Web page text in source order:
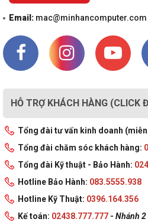
Email: mac@minhancomputer.com
HỖ TRỢ KHÁCH HÀNG (CLICK
Tổng đài tư vấn kinh doanh
Tổng đài chăm sóc khách hàng:
Tổng đài Kỹ thuật - Bảo Hành:
Hotline Bảo Hành: 083.5555.938
Hotline Kỹ Thuật: 0396.164.356
Kế toán: 02438.777.777 - Nhánh 2